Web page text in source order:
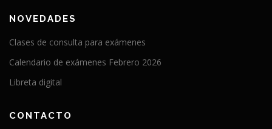
NOVEDADES
Clases de consulta para exámenes
Calendario de exámenes Febrero 2026
Libreta digital
CONTACTO